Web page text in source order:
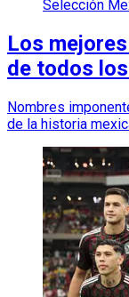
Selección
Los
de todos
Nombres
de la historia